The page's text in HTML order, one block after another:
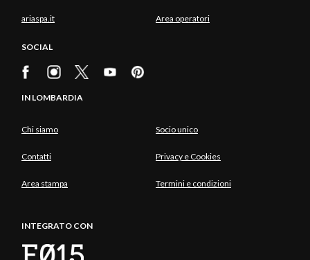
ariaspa.it Area operatori
SOCIAL
IN LOMBARDIA
Chi siamo Socio unico
Contatti Privacy e Cookies
Area stampa Termini e condizioni
INTEGRATO CON